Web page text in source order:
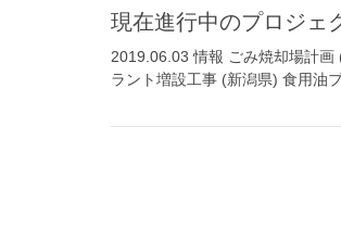
現在進行中のプロジェ
2019.06.03 情報 ごみ焼却場計
ラント増設工事 (新潟県) 食用油